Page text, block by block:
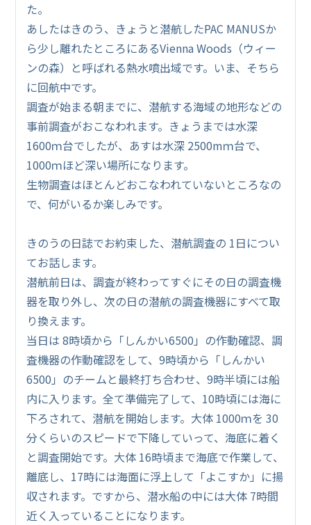
た。
あしたはきのう、きょうと潜航したPAC MANUSか
ら少し離れたところにあるVienna Woods（ウィー
ンの森）と呼ばれる熱水噴出域です。いま、そちら
に回航中です。
調査が始まる朝までに、潜航する海域の地形などの
事前調査がおこなわれます。きょうまでは水深
1600ｍ台でしたが、あすは水深 2500mｍ台で、
1000ｍほど深い場所になります。
生物調査はほとんどおこなわれていないところなの
で、何がいるか楽しみです。
きのうの日誌でお約束した、潜航調査の 1日につい
てお話します。
潜航前日は、調査が終わってすぐにその日の調査機
器を取り外し、次の日の潜航の調査機器にすべて取
り換えます。
当日は 8時頃から「しんかい6500」の作動確認、調
査機器の作動確認をして、9時頃から「しんかい
6500」のチームと最終打ち合わせ、9時半頃には船
内に入ります。全て準備完了して、10時頃には海に
下ろされて、潜航を開始します。大体 1000ｍを 30
分くらいのスピードで下降していって、海底に着く
と調査開始です。大体 16時頃まで海底で作業して、
離底し、17時には海面に浮上して「よこすか」に揚
収されます。ですから、潜水船の中には大体 7時間
近く入っていることになります。